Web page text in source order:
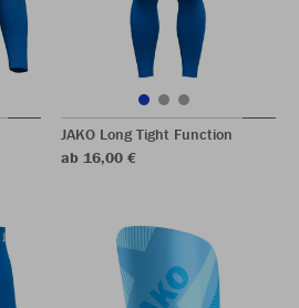
JAKO Long Tight Function
ab 16,00 €